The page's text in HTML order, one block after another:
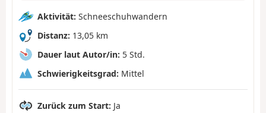
Aktivität: Schneeschuhwandern
Distanz: 13,05 km
Dauer laut Autor/in: 5 Std.
Schwierigkeitsgrad: Mittel
Zurück zum Start: Ja